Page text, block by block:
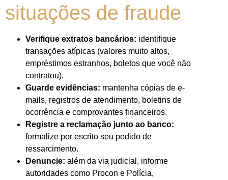
situações de fraude
Verifique extratos bancários: identifique
transações atípicas (valores muito altos,
empréstimos estranhos, boletos que você não
contratou).
Guarde evidências: mantenha cópias de e-
mails, registros de atendimento, boletins de
ocorrência e comprovantes financeiros.
Registre a reclamação junto ao banco:
formalize por escrito seu pedido de
ressarcimento.
Denuncie: além da via judicial, informe
autoridades como Procon e Polícia,